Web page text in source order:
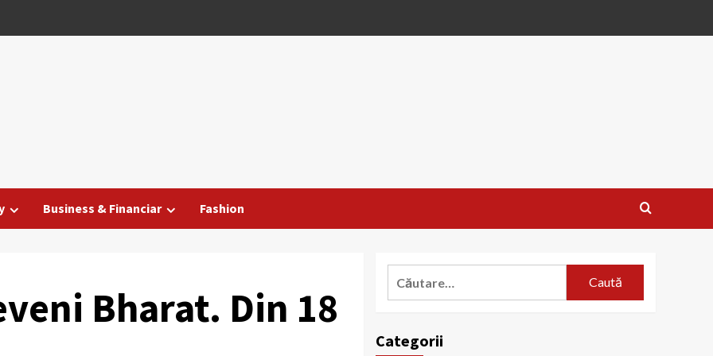
Business & Financiar Fashion
Bharat. Din 18
Categorii